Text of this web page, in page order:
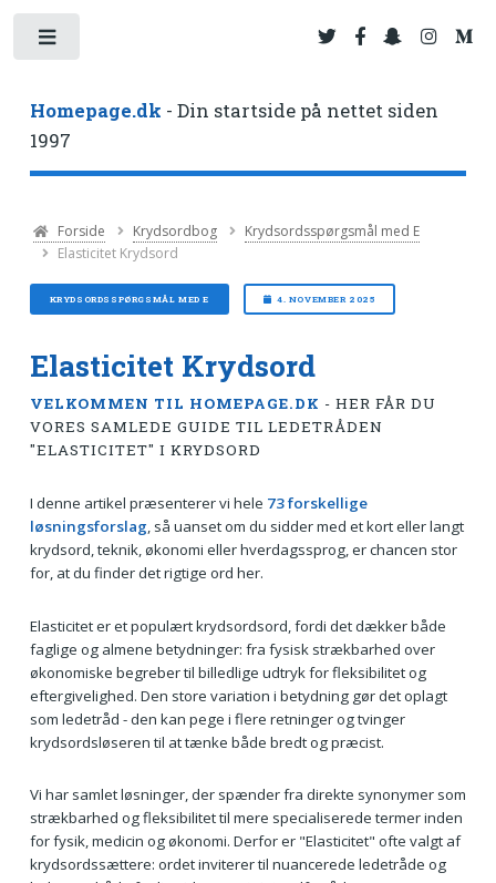
Homepage.dk - Din startside på nettet siden
1997
Forside Krydsordbog
Krydsordsspørgsmål med E
Elasticitet Krydsord
KRYDSORDSSPØRGSMÅL MED E 4. NOVEMBER 2025
Elasticitet Krydsord
VELKOMMEN TIL HOMEPAGE.DK - HER FÅR DU
VORES SAMLEDE GUIDE TIL LEDETRÅDEN
"ELASTICITET" I KRYDSORD
I denne artikel præsenterer vi hele 73 forskellige
løsningsforslag, så uanset om du sidder med et kort eller langt
krydsord, teknik, økonomi eller hverdagssprog, er chancen stor
for, at du finder det rigtige ord her.
Elasticitet er et populært krydsordsord, fordi det dækker både
faglige og almene betydninger: fra fysisk strækbarhed over
økonomiske begreber til billedlige udtryk for fleksibilitet og
eftergivelighed. Den store variation i betydning gør det oplagt
som ledetråd - den kan pege i flere retninger og tvinger
krydsordsløseren til at tænke både bredt og præcist.
Vi har samlet løsninger, der spænder fra direkte synonymer som
strækbarhed og fleksibilitet til mere specialiserede termer inden
for fysik, medicin og økonomi. Derfor er "Elasticitet" ofte valgt af
krydsordssættere: ordet inviterer til nuancerede ledetråde og